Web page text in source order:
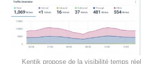
Kentik propose de la visibilité temps